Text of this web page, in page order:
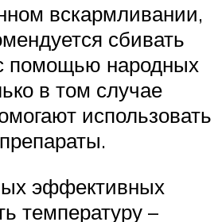
вскармливании,
сбивать
помощью народных
в том случае
использовать
эффективных
температуру –